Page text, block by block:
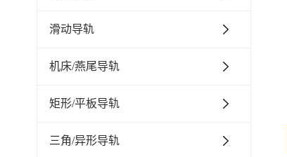
滑动导轨
机床/燕尾导轨
矩形/平板导轨
三角/异形导轨